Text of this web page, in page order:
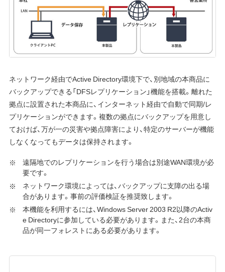
ネットワーク経由でActive Directory環境下で、別地域の本商品に
バックアップできる「DFSレプリケーション」機能を搭載。離れた
拠点に設置された本商品に、インターネット経由で自動で同期/レ
プリケーションができます。複数の拠点にバックアップを用意し
ておけば、万が一の災害や拠点障害により、特定のサーバーが機能
しなくなってもデータは保持されます。
遠隔地でのレプリケーションを行う場合は別途WAN環境が必
要です。
ネットワーク環境によっては、バックアップに支障の出る場
合があります。事前の評価検証を推奨致します。
本機能を利用するには、Windows Server 2003 R2以降のActiv
e Directoryに参加している必要があります。また、2台の本商
品が同一フォレストにある必要があります。